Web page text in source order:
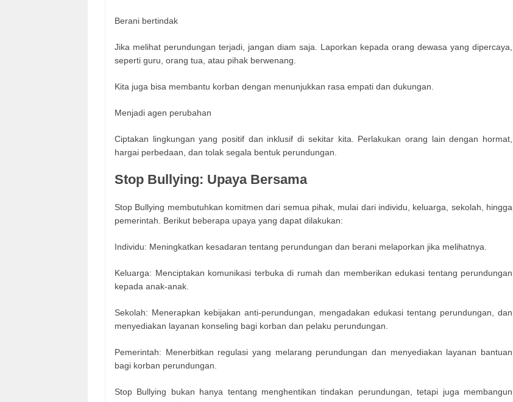
Berani bertindak
Jika melihat perundungan terjadi, jangan diam saja. Laporkan kepada orang dewasa yang dipercaya,
seperti guru, orang tua, atau pihak berwenang.
Kita juga bisa membantu korban dengan menunjukkan rasa empati dan dukungan.
Menjadi agen perubahan
Ciptakan lingkungan yang positif dan inklusif di sekitar kita. Perlakukan orang lain dengan hormat,
hargai perbedaan, dan tolak segala bentuk perundungan.
Stop Bullying: Upaya Bersama
Stop Bullying membutuhkan komitmen dari semua pihak, mulai dari individu, keluarga, sekolah, hingga
pemerintah. Berikut beberapa upaya yang dapat dilakukan:
Individu: Meningkatkan kesadaran tentang perundungan dan berani melaporkan jika melihatnya.
Keluarga: Menciptakan komunikasi terbuka di rumah dan memberikan edukasi tentang perundungan
kepada anak-anak.
Sekolah: Menerapkan kebijakan anti-perundungan, mengadakan edukasi tentang perundungan, dan
menyediakan layanan konseling bagi korban dan pelaku perundungan.
Pemerintah: Menerbitkan regulasi yang melarang perundungan dan menyediakan layanan bantuan
bagi korban perundungan.
Stop Bullying bukan hanya tentang menghentikan tindakan perundungan, tetapi juga membangun